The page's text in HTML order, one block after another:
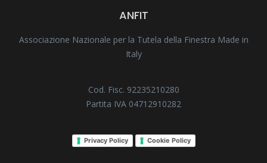
ANFIT
Associazione Nazionale per la Tutela della Finestra Made in
Italy
Cod. Fisc. 92235210280
Partita IVA 04712910282
Privacy Policy Cookie Policy